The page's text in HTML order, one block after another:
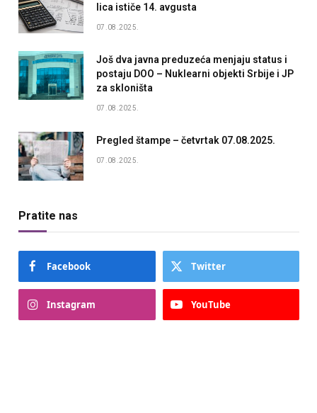
lica ističe 14. avgusta
07.08.2025.
Još dva javna preduzeća menjaju status i
postaju DOO – Nuklearni objekti Srbije i JP
za skloništa
07.08.2025.
Pregled štampe – četvrtak 07.08.2025.
07.08.2025.
Pratite nas
Facebook Twitter
Instagram YouTube